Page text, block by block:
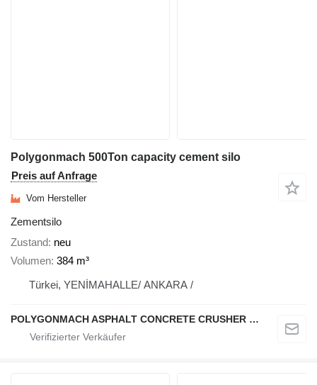
Polygonmach 500Ton capacity cement silo
Preis auf Anfrage
Vom Hersteller
Zementsilo
Zustand neu
Volumen 384 m³
Türkei, YENİMAHALLE/ ANKARA /
POLYGONMACH ASPHALT CONCRETE CRUSHER SYSTEMS